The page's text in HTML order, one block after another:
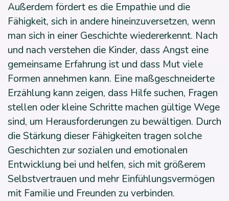
Außerdem fördert es die Empathie und die
Fähigkeit, sich in andere hineinzuversetzen, wenn
man sich in einer Geschichte wiedererkennt. Nach
und nach verstehen die Kinder, dass Angst eine
gemeinsame Erfahrung ist und dass Mut viele
Formen annehmen kann. Eine maßgeschneiderte
Erzählung kann zeigen, dass Hilfe suchen, Fragen
stellen oder kleine Schritte machen gültige Wege
sind, um Herausforderungen zu bewältigen. Durch
die Stärkung dieser Fähigkeiten tragen solche
Geschichten zur sozialen und emotionalen
Entwicklung bei und helfen, sich mit größerem
Selbstvertrauen und mehr Einfühlungsvermögen
mit Familie und Freunden zu verbinden.